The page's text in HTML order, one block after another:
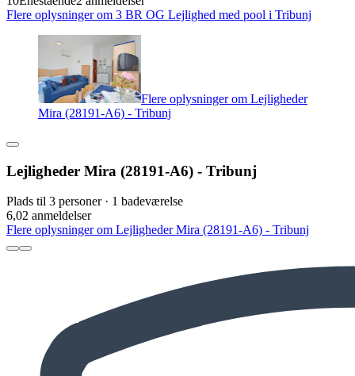
Flere oplysninger om 3 BR OG Lejlighed med pool i Tribunj
Flere oplysninger om Lejligheder
Mira (28191-A6) - Tribunj
Lejligheder Mira (28191-A6) - Tribunj
Plads til 3 personer · 1 badeværelse
6,02 anmeldelser
Flere oplysninger om Lejligheder Mira (28191-A6) - Tribunj